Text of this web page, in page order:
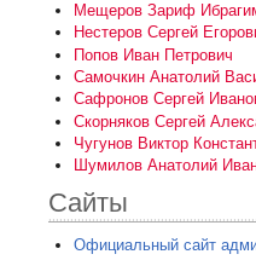
Мещеров Зариф
Нестеров Сергей
Попов Иван Петрович
Самочкин Анатолий
Сафронов Сергей
Скорняков Сергей
Чугунов Виктор
Шумилов Анатолий
Сайты
Официальный сайт